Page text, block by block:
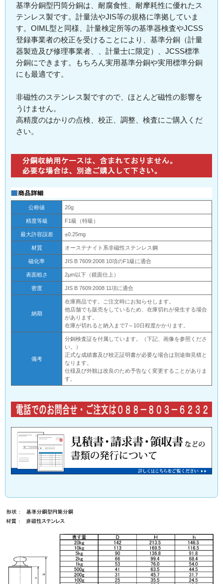
基準分銅型円筒分銅は、耐腐食性、耐摩耗性に優れたス
テンレス製です。計量法やJIS等の規格に準拠していま
す。OIML型と同様、計量検定所等の基準器検査やJCSS
登録事業者の校正を受けることにより、基準分銅（計量
器製造及び修理事業者、、計量士に限定）、JCSS標準
分銅にできます。もちろん実用基準分銅や実用標準分銅
にも最適です。
非磁性のステンレス製ですので、ほとんど磁性の影響を
うけません。
高精度のはかりの点検、校正、調整、検査にご購入くだ
さい。
公称値 20g
精度等級 F1級（特級）
最大許容誤差 ±0.25mg
材質 オーステナイト系非磁性ステンレス鋼
磁化率 JIS B 7609:2008 10項のF1級に適合
表面粗さ 2μm以下（鏡面仕上）
密度 JIS B 7609:2008 11項に適合
納期
在庫商品です。ご注文時にお知らせします。
他店舗でも販売をしているため、在庫切れが発生する場合
があります。
在庫が切れると納入まで7～10日程度かかります。
備考
分銅検査証を付属しています。（下記、画像を参照くださ
い。）
正式な成績書及び校正証明書が必要な場合は別途御見積と
なります。
仕様及び外観は改良のため予告なく変更することがありま
す。